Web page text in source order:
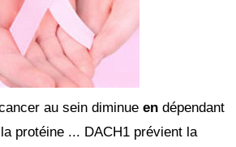
au sein diminue en dépendant
protéine ... DACH1 prévient la